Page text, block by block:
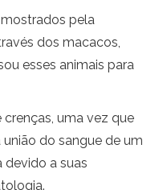
pela
dos macacos,
esses animais para
uma vez que
do sangue de um
a suas